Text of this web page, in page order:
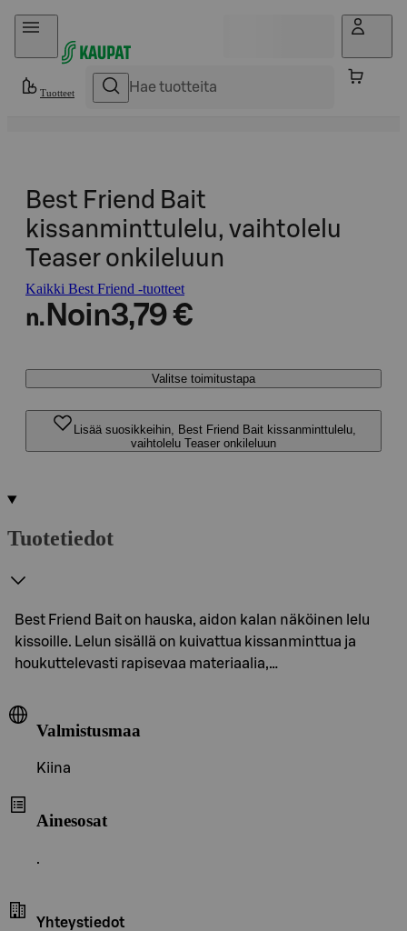
Hyppää sisältöön
Tuotteet
Best Friend Bait
kissanminttulelu, vaihtolelu
Teaser onkileluun
Kaikki Best Friend -tuotteet
n. Noin3,79 €
Valitse toimitustapa
Lisää suosikkeihin, Best Friend Bait kissanminttulelu,
vaihtolelu Teaser onkileluun
Tuotetiedot
Best Friend Bait on hauska, aidon kalan näköinen lelu
kissoille. Lelun sisällä on kuivattua kissanminttua ja
houkuttelevasti rapisevaa materiaalia,…
Valmistusmaa
Kiina
Ainesosat
.
Yhteystiedot